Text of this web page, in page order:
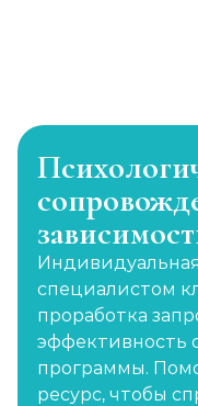
специалистом
проработка
эффективность
программы.
ресурс, чтобы